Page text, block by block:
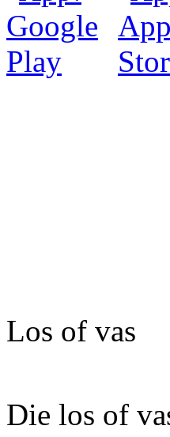
Los of vas
Die los of